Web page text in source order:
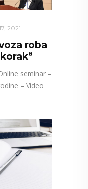
2021
roba
seminar –
– Video